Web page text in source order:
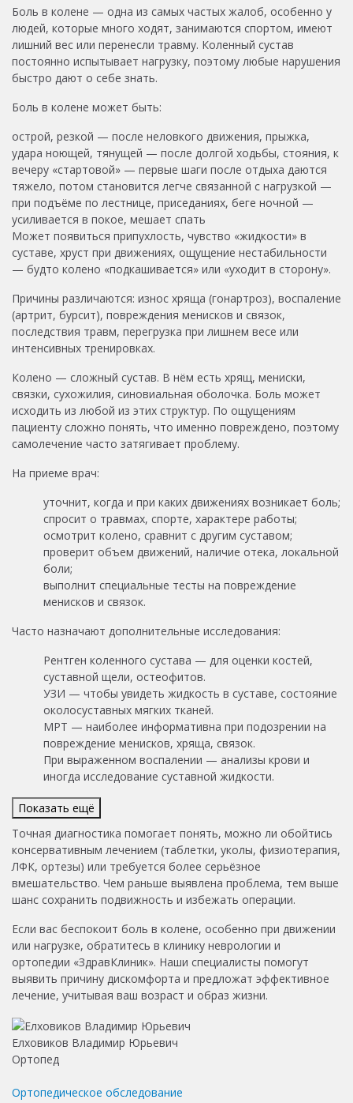
Боль в колене — одна из самых частых жалоб, особенно у
людей, которые много ходят, занимаются спортом, имеют
лишний вес или перенесли травму. Коленный сустав
постоянно испытывает нагрузку, поэтому любые нарушения
быстро дают о себе знать.
Боль в колене может быть:
острой, резкой — после неловкого движения, прыжка,
удара ноющей, тянущей — после долгой ходьбы, стояния, к
вечеру «стартовой» — первые шаги после отдыха даются
тяжело, потом становится легче связанной с нагрузкой —
при подъёме по лестнице, приседаниях, беге ночной —
усиливается в покое, мешает спать
Может появиться припухлость, чувство «жидкости» в
суставе, хруст при движениях, ощущение нестабильности
— будто колено «подкашивается» или «уходит в сторону».
Причины различаются: износ хряща (гонартроз), воспаление
(артрит, бурсит), повреждения менисков и связок,
последствия травм, перегрузка при лишнем весе или
интенсивных тренировках.
Колено — сложный сустав. В нём есть хрящ, мениски,
связки, сухожилия, синовиальная оболочка. Боль может
исходить из любой из этих структур. По ощущениям
пациенту сложно понять, что именно повреждено, поэтому
самолечение часто затягивает проблему.
На приеме врач:
уточнит, когда и при каких движениях возникает боль;
спросит о травмах, спорте, характере работы;
осмотрит колено, сравнит с другим суставом;
проверит объем движений, наличие отека, локальной
боли;
выполнит специальные тесты на повреждение
менисков и связок.
Часто назначают дополнительные исследования:
Рентген коленного сустава — для оценки костей,
суставной щели, остеофитов.
УЗИ — чтобы увидеть жидкость в суставе, состояние
околосуставных мягких тканей.
МРТ — наиболее информативна при подозрении на
повреждение менисков, хряща, связок.
При выраженном воспалении — анализы крови и
иногда исследование суставной жидкости.
Показать ещё
Точная диагностика помогает понять, можно ли обойтись
консервативным лечением (таблетки, уколы, физиотерапия,
ЛФК, ортезы) или требуется более серьёзное
вмешательство. Чем раньше выявлена проблема, тем выше
шанс сохранить подвижность и избежать операции.
Если вас беспокоит боль в колене, особенно при движении
или нагрузке, обратитесь в клинику неврологии и
ортопедии «ЗдравКлиник». Наши специалисты помогут
выявить причину дискомфорта и предложат эффективное
лечение, учитывая ваш возраст и образ жизни.
Елховиков Владимир Юрьевич
Ортопед
Ортопедическое обследование